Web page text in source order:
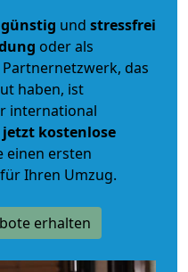
und stressfrei
oder als
Partnernetzwerk, das
haben, ist
international
jetzt kostenlose
einen ersten
Ihren Umzug.
erhalten